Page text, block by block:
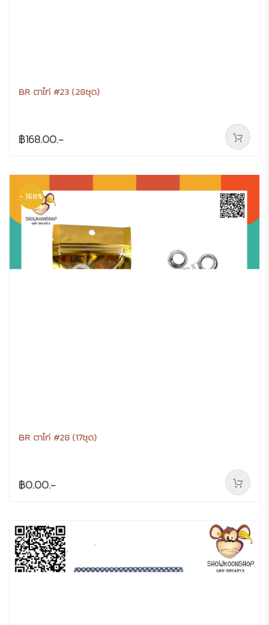
BR ตาไก่ #23 (28ชุด)
฿168.00.-
- 168%
BR ตาไก่ #28 (17ชุด)
฿0.00.-